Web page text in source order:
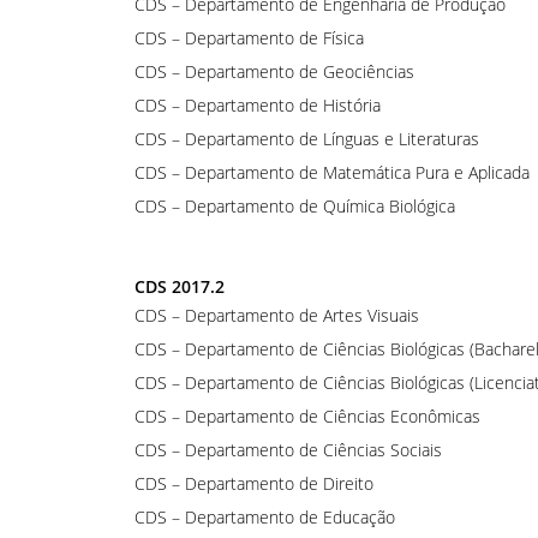
CDS – Departamento de Física
CDS – Departamento de Geociências
CDS – Departamento de História
CDS – Departamento de Línguas e Literaturas
CDS – Departamento de Matemática Pura e Aplicada
CDS – Departamento de Química Biológica
CDS 2017.2
CDS – Departamento de Artes Visuais
CDS – Departamento de Ciências Biológicas
CDS – Departamento de Ciências Biológicas
CDS – Departamento de Ciências Econômicas
CDS – Departamento de Ciências Sociais
CDS – Departamento de Direito
CDS – Departamento de Educação